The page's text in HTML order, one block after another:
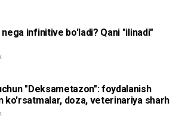
nega infinitive bo'ladi? Qani "ilinadi"
"Deksametazon": foydalanish
ko'rsatmalar, doza, veterinariya sharh